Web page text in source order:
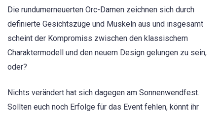
Die rundumerneuerten Orc-Damen zeichnen sich durch
definierte Gesichtszüge und Muskeln aus und insgesamt
scheint der Kompromiss zwischen den klassischem
Charaktermodell und den neuem Design gelungen zu sein,
oder?
Nichts verändert hat sich dagegen am Sonnenwendfest.
Sollten euch noch Erfolge für das Event fehlen, könnt ihr